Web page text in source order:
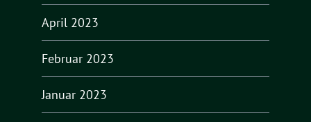
April 2023
Februar 2023
Januar 2023